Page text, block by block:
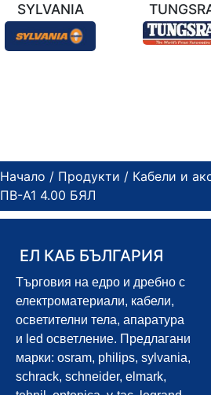
SYLVANIA
Начало / Продукти / Кабели и
ПВ-А1 4.00 БЯЛ
ЕЛ КАБ БЪЛГАРИЯ
Търговия на едро и дребно с
електроматериали, кабели,
осветителни тела, апаратура
и led осветление. Предлагани
марки: osram, philips, sylvania,
schrack, schneider, elmark,